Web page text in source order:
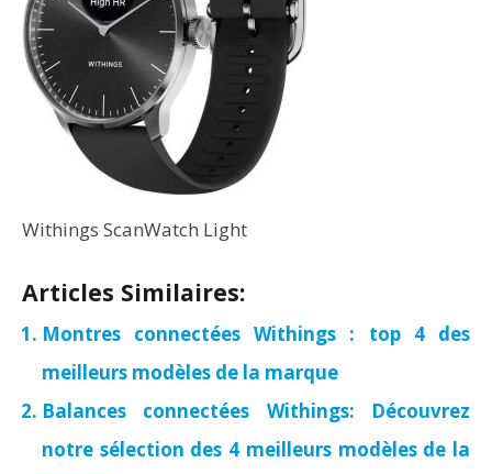
Withings ScanWatch Light
Articles Similaires:
Montres connectées Withings : top 4 des
meilleurs modèles de la marque
Balances connectées Withings: Découvrez
notre sélection des 4 meilleurs modèles de la